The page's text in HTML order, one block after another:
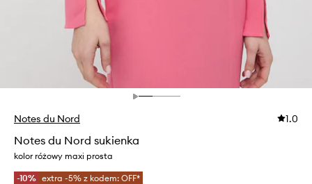
Notes du Nord 1.0
Notes du Nord sukienka
kolor różowy maxi prosta
-10% extra -5% z kodem: OFF*